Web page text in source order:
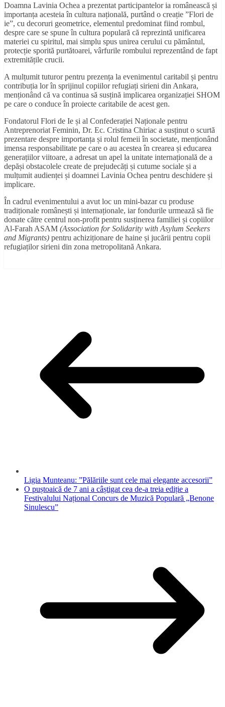
Doamna Lavinia Ochea a prezentat participantelor ia românească și
importanța acesteia în cultura națională, purtând o creație ”Flori de
ie”, cu decoruri geometrice, elementul predominat fiind rombul,
despre care se spune în cultura populară că reprezintă unificarea
materiei cu spiritul, mai simplu spus unirea cerului cu pământul,
protecție sporită purtătoarei, vârfurile rombului reprezentând de fapt
extremitățile crucii.
A mulțumit tuturor pentru prezența la evenimentul caritabil și pentru
contribuția lor în sprijinul copiilor refugiați sirieni din Ankara,
menționând că va continua să susțină implicarea organizației SHOM
pe care o conduce în proiecte caritabile de acest gen.
Fondatorul Flori de Ie și al Confederației Naționale pentru
Antreprenoriat Feminin, Dr. Ec. Cristina Chiriac a susținut o scurtă
prezentare despre importanța și rolul femeii în societate, menționând
imensa responsabilitate pe care o au acestea în crearea și educarea
generațiilor viitoare, a adresat un apel la unitate internațională de a
depăși obstacolele create de prejudecăți și cutume sociale și a
mulțumit audienței și doamnei Lavinia Ochea pentru deschidere și
implicare.
În cadrul evenimentului a avut loc un mini-bazar cu produse
tradiționale românești și internaționale, iar fondurile urmează să fie
donate către centrul non-profit pentru susținerea familiei și copiilor
Al-Farah ASAM (Association for Solidarity with Asylum Seekers
and Migrants) pentru achiziționare de haine și jucării pentru copii
refugiaților sirieni din zona metropolitană Ankara.
Ligia Munteanu: ”Pălăriile sunt cele mai elegante accesorii”
O puștoaică de 7 ani a câștigat cea de-a treia ediție a
Festivalului Național Concurs de Muzică Populară „Benone
Sinulescu”